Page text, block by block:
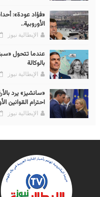
«فؤاد عودة»:
الأوروبية..
الإيطالية نيوز
عندما تتحول
بالوكالة
الإيطالية نيوز
«سانشيز» يرد
احترام القوانين
الإيطالية نيوز